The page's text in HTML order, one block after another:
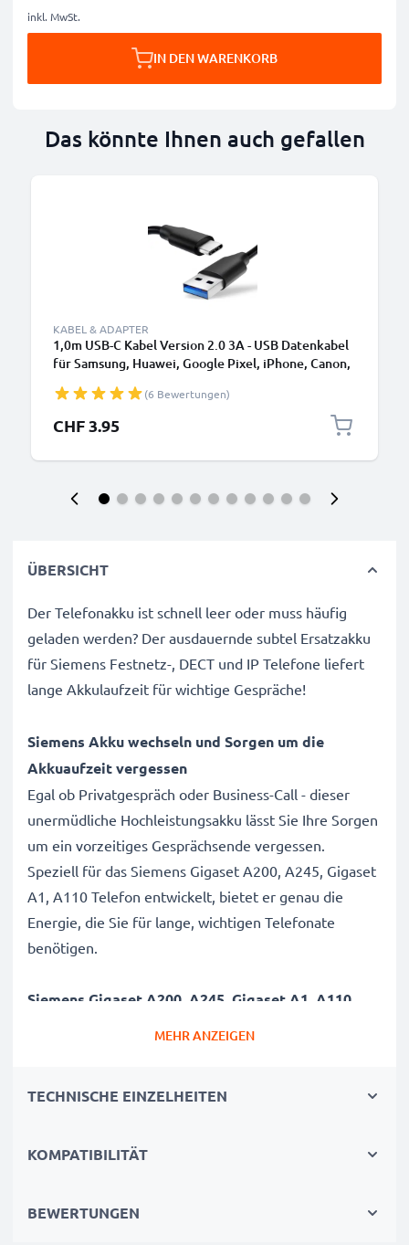
inkl. MwSt.
IN DEN WARENKORB
Das könnte Ihnen auch gefallen
KABEL & ADAPTER
1,0m USB-C Kabel Version 2.0 3A - USB Datenkabel
für Samsung, Huawei, Google Pixel, iPhone, Canon,
(6 Bewertungen)
CHF 3.95
ÜBERSICHT
Der Telefonakku ist schnell leer oder muss häufig
geladen werden? Der ausdauernde subtel Ersatzakku
für Siemens Festnetz-, DECT und IP Telefone liefert
lange Akkulaufzeit für wichtige Gespräche!
Siemens Akku wechseln und Sorgen um die
Akkuaufzeit vergessen
Egal ob Privatgespräch oder Business-Call - dieser
unermüdliche Hochleistungsakku lässt Sie Ihre Sorgen
um ein vorzeitiges Gesprächsende vergessen.
Speziell für das Siemens Gigaset A200, A245, Gigaset
A1, A110 Telefon entwickelt, bietet er genau die
Energie, die Sie für lange, wichtigen Telefonate
benötigen.
Siemens Gigaset A200, A245, Gigaset A1, A110
Kapazität: 600mAh Austauschakku
Zelltyp: NiMH Akkupack / Battery Pack
Farbe: siehe Abbildung
MEHR ANZEIGEN
TECHNISCHE EINZELHEITEN
KOMPATIBILITÄT
BEWERTUNGEN